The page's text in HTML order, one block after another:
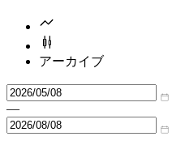
アーカイブ
—